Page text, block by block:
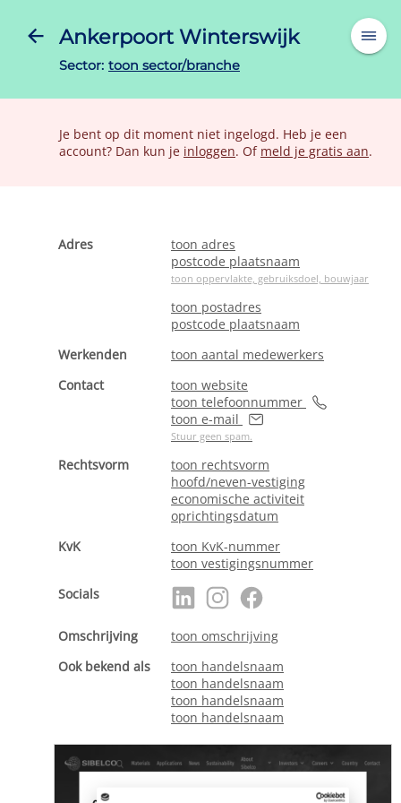
Ankerpoort Winterswijk
Sector: toon sector/branche
Je bent op dit moment niet ingelogd. Heb je een
account? Dan kun je inloggen. Of meld je gratis aan.
Adres
toon adres
postcode plaatsnaam
toon oppervlakte, gebruiksdoel, bouwjaar
toon postadres
postcode plaatsnaam
Werkenden
toon aantal medewerkers
Contact
toon website
toon telefoonnummer
toon e-mail
Stuur geen spam.
Rechtsvorm
toon rechtsvorm
hoofd/neven-vestiging
economische activiteit
oprichtingsdatum
KvK
toon KvK-nummer
toon vestigingsnummer
Socials
Omschrijving
toon omschrijving
Ook bekend als
toon handelsnaam
toon handelsnaam
toon handelsnaam
toon handelsnaam